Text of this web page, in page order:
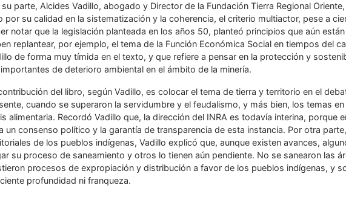
su parte, Alcides Vadillo, abogado y Director de la Fundación Tierra Regional
por su calidad en la sistematización y la coherencia, el criterio multiactor, pese a
notar que la legislación planteada en los años 50, planteó principios que aún
replantear, por ejemplo, el tema de la Función Económica Social en tiempos del
de forma muy tímida en el texto, y que refiere a pensar en la protección y
de deterioro ambiental en el ámbito de la minería.
del libro, según Vadillo, es colocar el tema de tierra y territorio en el
cuando se superaron la servidumbre y el feudalismo, y más bien, los temas
alimentaria. Recordó Vadillo que, la dirección del INRA es todavía interina, porque
un consenso político y la garantía de transparencia de esta instancia. Por otra
de los pueblos indígenas, Vadillo explicó que, aunque existen avances,
su proceso de saneamiento y otros lo tienen aún pendiente. No se sanearon las
procesos de expropiación y distribución a favor de los pueblos indígenas, y
profundidad ni franqueza.